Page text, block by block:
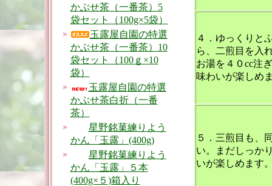
かぶせ茶（一番茶）5
袋セット（100g×5袋）
玉露屋自園の特選
かぶせ茶（一番茶）10
袋セット（100ｇ×10
袋）
玉露屋自園の特選
かぶせ茶白折（一番
茶）
星野銘菓練りよう
かん「玉露」(400g)
星野銘菓練りよう
かん「玉露」５本
(400g×５)箱入り
４．ゆっくりと
ら、二煎目を入
お湯を４０cc注
味わいが楽しめ
５．三煎目も、
い。まだしっか
いが楽しめます